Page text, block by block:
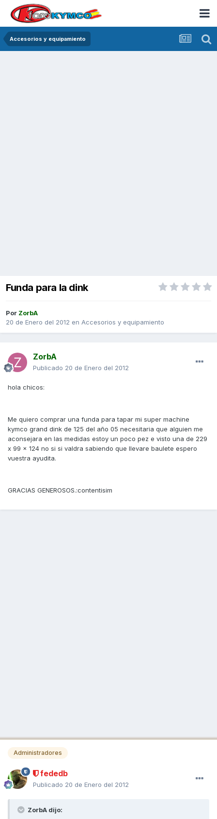
Accesorios y equipamiento
Funda para la dink
Por ZorbA
20 de Enero del 2012 en Accesorios y equipamiento
ZorbA
Publicado 20 de Enero del 2012
hola chicos:
Me quiero comprar una funda para tapar mi super machine
kymco grand dink de 125 del año 05 necesitaria que alguien me
aconsejara en las medidas estoy un poco pez e visto una de 229
x 99 x 124 no si si valdra sabiendo que llevare baulete espero
vuestra ayudita.
GRACIAS GENEROSOS.:contentisim
Administradores
fededb
Publicado 20 de Enero del 2012
ZorbA dijo: